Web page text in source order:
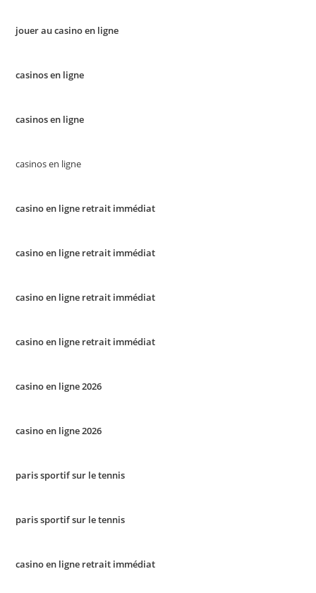
jouer au casino en ligne
casinos en ligne
casinos en ligne
casinos en ligne
casino en ligne retrait immédiat
casino en ligne retrait immédiat
casino en ligne retrait immédiat
casino en ligne retrait immédiat
casino en ligne 2026
casino en ligne 2026
paris sportif sur le tennis
paris sportif sur le tennis
casino en ligne retrait immédiat